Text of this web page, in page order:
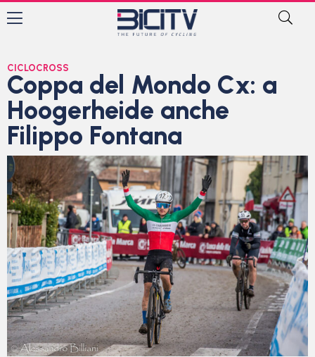
CICLOCROSS
Coppa del Mondo Cx: a
Hoogerheide anche
Filippo Fontana